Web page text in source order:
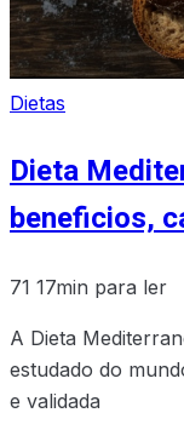
Dietas
Dieta
beneficios,
71 17min para ler
A Dieta
estudado do
e validada